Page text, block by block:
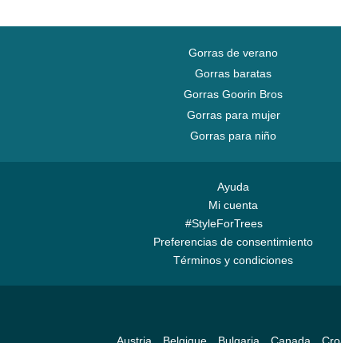
Gorras de verano
Gorras baratas
Gorras Goorin Bros
Gorras para mujer
Gorras para niño
Ayuda
Mi cuenta
#StyleForTrees
Preferencias de consentimiento
Términos y condiciones